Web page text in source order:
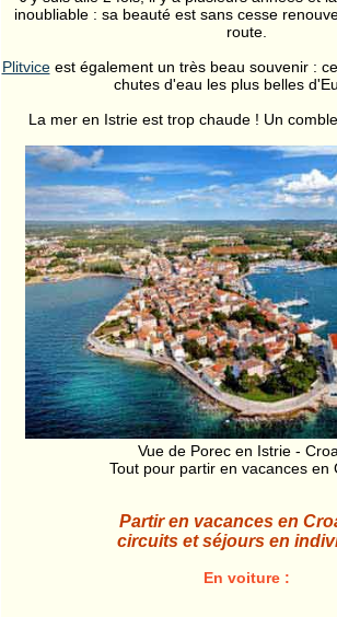
inoubliable : sa beauté est sans cesse
route.
Plitviceest également un très beau souvenir :
chutes d'eau les plus belles
La mer en Istrie est trop chaude ! Un
Vue de Porec en Istrie -
Tout pour partir en vacances en
Partir en vacances en
circuits et séjours en
En voiture :